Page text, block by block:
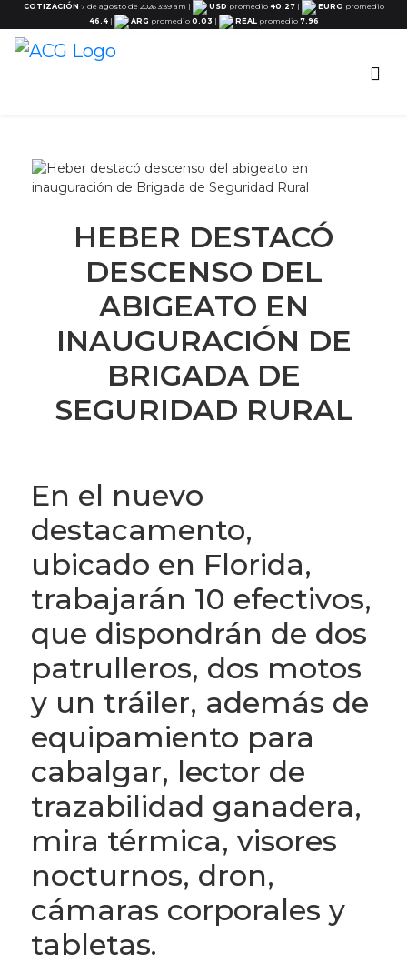
COTIZACIÓN 7 de agosto de 2026 3:39 am | USD promedio 40.27 | EURO promedio
46.4 | ARG promedio 0.03 | REALpromedio 7.96
HEBER DESTACÓ
DESCENSO DEL
ABIGEATO EN
INAUGURACIÓN DE
BRIGADA DE
SEGURIDAD RURAL
En el nuevo
destacamento,
ubicado en Florida,
trabajarán 10 efectivos,
que dispondrán de dos
patrulleros, dos motos
y un tráiler, además de
equipamiento para
cabalgar, lector de
trazabilidad ganadera,
mira térmica, visores
nocturnos, dron,
cámaras corporales y
tabletas.